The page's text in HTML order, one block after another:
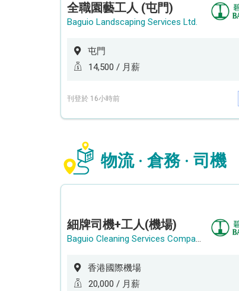
全職園藝工人 (屯門)
Baguio Landscaping Services Ltd.
屯門
14,500 / 月薪
刊登於 16小時前
物流 · 倉務 · 司機
細牌司機+工人(機場)
Baguio Cleaning Services Company Limited
香港國際機場
20,000 / 月薪